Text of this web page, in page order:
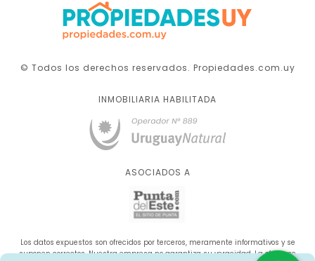
© Todos los derechos reservados. Propiedades.com.uy
INMOBILIARIA HABILITADA
ASOCIADOS A
Los datos expuestos son ofrecidos por terceros, meramente informativos y se
suponen correctos. Nuestra empresa no garantiza su veracidad. La oferta se